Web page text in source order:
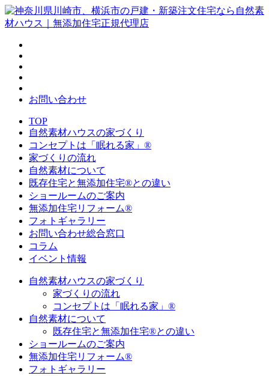
お問い合わせ
TOP
自然素材ハウスの家づくり
コンセプトは「眠れる家」®
家づくりの流れ
自然素材について
既存住宅と無添加住宅®との違い
ショールームのご案内
無添加住宅リフォーム®
フォトギャラリー
お問い合わせ総合窓口
コラム
イベント情報
自然素材ハウスの家づくり
家づくりの流れ
コンセプトは「眠れる家」®
自然素材について
既存住宅と無添加住宅®との違い
ショールームのご案内
無添加住宅リフォーム®
フォトギャラリー